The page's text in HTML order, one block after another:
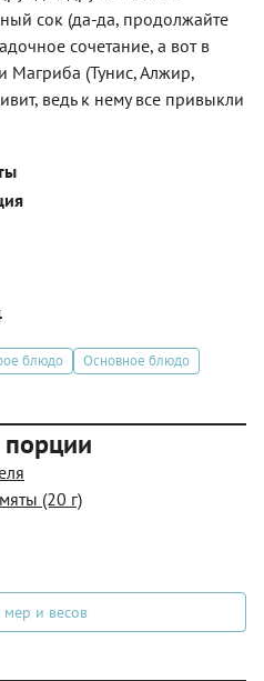
сок (да-да, продолжайте
сочетание, а вот в
Магриба (Тунис, Алжир,
ведь к нему все привыкли
блюдо
Основное блюдо
(20 г)
мер и весов